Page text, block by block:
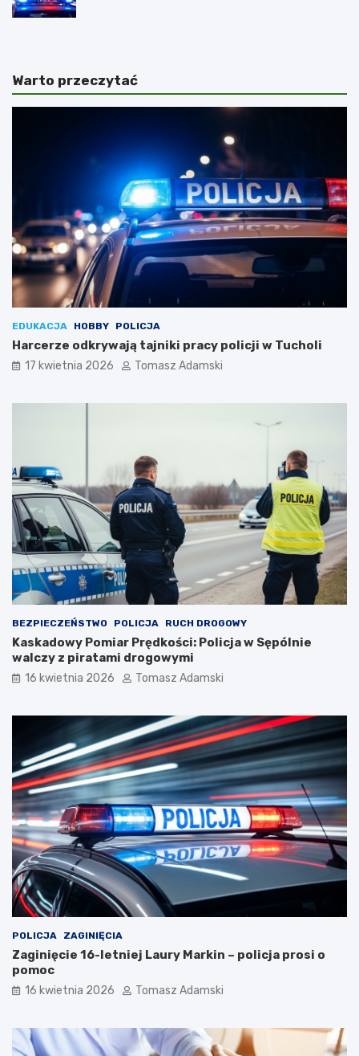
Warto przeczytać
EDUKACJA HOBBY POLICJA
Harcerze odkrywają tajniki pracy policji w Tucholi
17 kwietnia 2026 Tomasz Adamski
BEZPIECZEŃSTWO POLICJA RUCH DROGOWY
Kaskadowy Pomiar Prędkości: Policja w Sępólnie
walczy z piratami drogowymi
16 kwietnia 2026 Tomasz Adamski
POLICJA ZAGINIĘCIA
Zaginięcie 16-letniej Laury Markin – policja prosi o
pomoc
16 kwietnia 2026 Tomasz Adamski